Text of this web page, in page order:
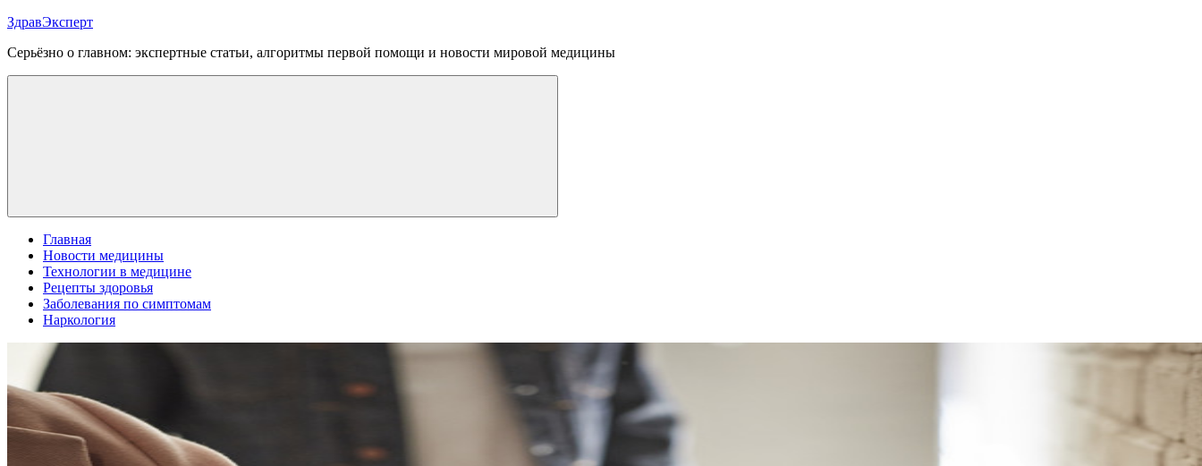
Перейти
содержимому
ЗдравЭксперт
Серьёзно о главном: экспертные статьи, алгоритмы первой помощи и новости мировой медицины
Меню
Главная
Новости медицины
Технологии в медицине
Рецепты здоровья
Заболевания по симптомам
Наркология